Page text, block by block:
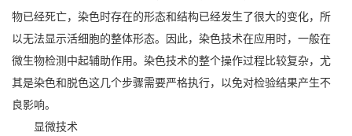
物已经死亡，染色时存在的形态和结构已经发生了很大的变化，所
以无法显示活细胞的整体形态。因此，染色技术在应用时，一般在
微生物检测中起辅助作用。染色技术的整个操作过程比较复杂，尤
其是染色和脱色这几个步骤需要严格执行，以免对检验结果产生不
良影响。
显微技术